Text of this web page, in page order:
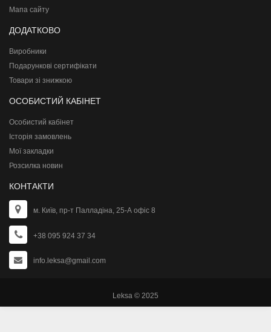
Мапа сайту
ДОДАТКОВО
Виробники
Подарункові сертифікати
Товари зі знижкою
ОСОБИСТИЙ КАБІНЕТ
Особистий кабінет
Історія замовлень
Мої закладки
Розсилка новин
КОНТАКТИ
м. Київ, пр-т Палладіна, 25-А офіс 8
+38 095 924 37 34
info.leksa@gmail.com
Leksa © 2025